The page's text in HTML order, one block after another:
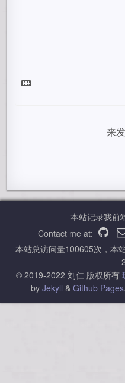
来
本站记录我前
Contact me at:
本站总访问量100605次，本
© 2019-2022 刘仁 版权所有
by Jekyll & Github Pages.